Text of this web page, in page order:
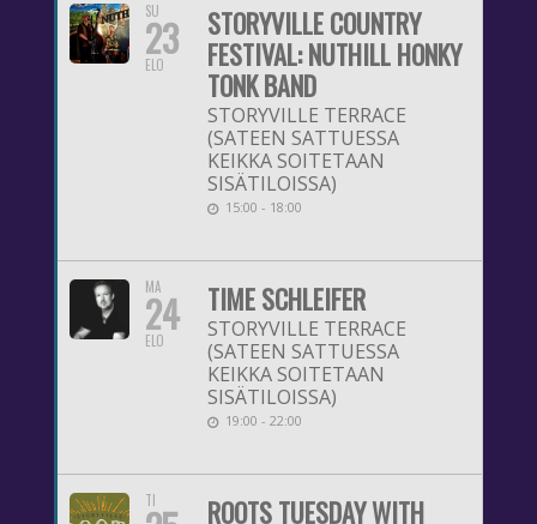
SU
23
ELO
STORYVILLE COUNTRY
FESTIVAL: NUTHILL HONKY
TONK BAND
STORYVILLE TERRACE
(SATEEN SATTUESSA
KEIKKA SOITETAAN
SISÄTILOISSA)
15:00 - 18:00
MA
24
ELO
TIME SCHLEIFER
STORYVILLE TERRACE
(SATEEN SATTUESSA
KEIKKA SOITETAAN
SISÄTILOISSA)
19:00 - 22:00
TI
ROOTS TUESDAY WITH